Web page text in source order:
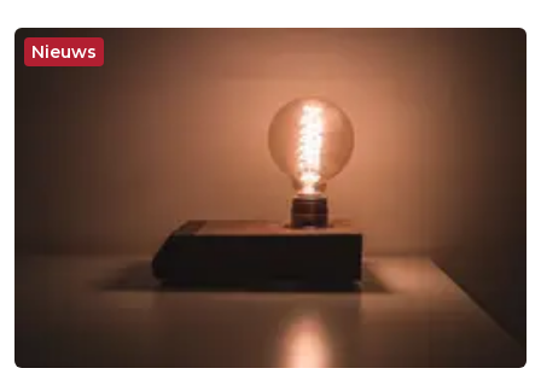
Nieuws